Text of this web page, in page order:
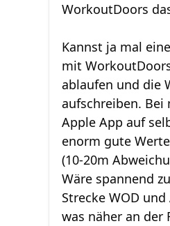
WorkoutDoors
Kannst ja mal
mit
ablaufen und die
aufschreiben.
Apple App auf
enorm gute
(10-20m
Wäre spannend
Strecke WOD
was näher an der